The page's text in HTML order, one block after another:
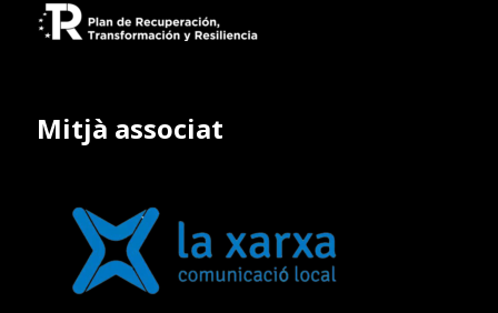
Mitjà associat